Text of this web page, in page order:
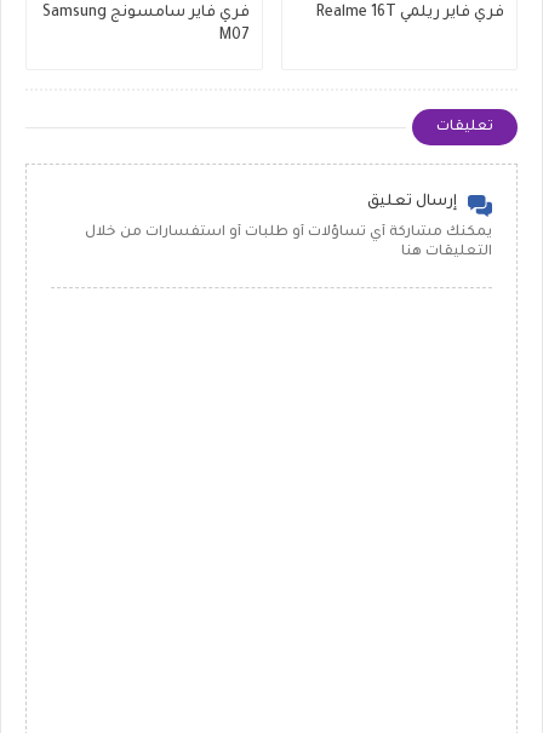
فري فاير ريلمي Realme 16T
فري فاير سامسونج Samsung
M07
تعليقات
إرسال تعليق
يمكنك مشاركة أي تساؤلات أو طلبات أو استفسارات من خلال
التعليقات هنا